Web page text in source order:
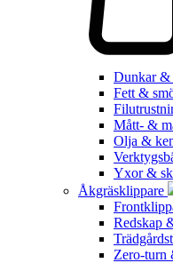
Dunkar &
Fett &
Mått- &
Olja &
Yxor &
Åkgräsklippare
Redskap
Zero-turn